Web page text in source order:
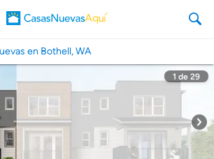
CasasNuevasAqui
en Bothell, WA
1 de 29